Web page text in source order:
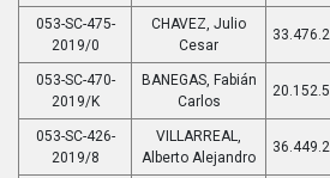
053-SC-475-
2019/0
CHAVEZ, Julio
Cesar
053-SC-470-
2019/K
BANEGAS, Fabián
Carlos
053-SC-426-
2019/8
VILLARREAL,
Alberto Alejandro